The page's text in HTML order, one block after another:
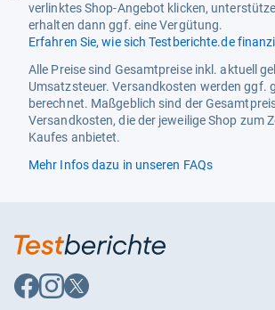
Titel
DJ Furby
– Music,
verlinktes Shop-Angebot klicken,
erhalten dann ggf. eine Vergütung.
Erfahren Sie, wie sich Testberichte.de
Alle Preise sind Gesamtpreise inkl. aktuell
Umsatzsteuer. Versandkosten werden ggf.
berechnet. Maßgeblich sind der
Versandkosten, die der jeweilige Shop zum
Kaufes anbietet.
Mehr Infos dazu in unseren FAQs
Auf
Facebook
Auf
Instagram
Auf
X